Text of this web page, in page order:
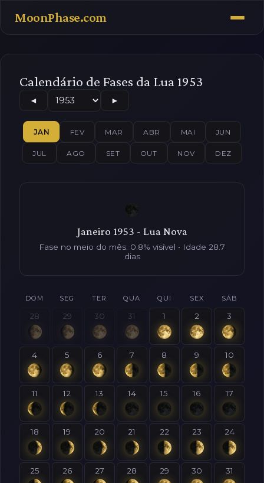
MoonPhase.com
Calendário de Fases da Lua 1953
◄ ►
JAN FEV MAR ABR MAI JUN
JUL AGO SET OUT NOV DEZ
Janeiro 1953 - Lua Nova
Fase no meio do mês: 0.8% visível • Idade 28.7
dias
DOM SEG TER QUA QUI SEX SÁB
28 29 30 31 1 2 3
4 5 6 7 8 9 10
11 12 13 14 15 16 17
18 19 20 21 22 23 24
25 26 27 28 29 30 31